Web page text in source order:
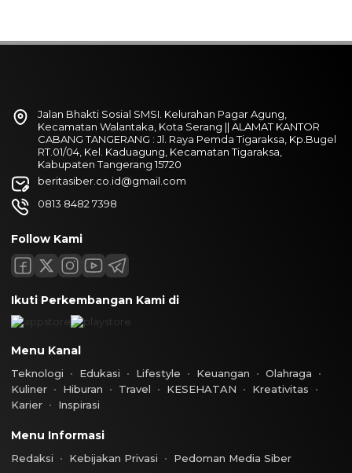
Jalan Bhakti Sosial SMSI. Kelurahan Pagar Agung,
Kecamatan Walantaka, Kota Serang || ALAMAT KANTOR
CABANG TANGERANG : Jl. Raya Pemda Tigaraksa, Kp.Bugel
RT.01/04, Kel. Kaduagung, Kecamatan Tigaraksa,
Kabupaten Tangerang 15720
beritasiber.co.id@gmail.com
0813 8482 7398
Follow Kami
Ikuti Perkembangan Kami di
Menu Kanal
Teknologi Edukasi Lifestyle Keuangan
Olahraga
Kuliner
Hiburan Travel KESEHATAN
Kreativitas
Karier
Inspirasi
Menu Informasi
Redaksi Kebijakan Privasi Pedoman Media Siber